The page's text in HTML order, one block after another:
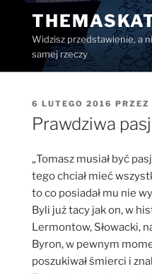
Widzisz przedstawienie, a
samej rzeczy
OPUBLIKOWANE
W
6 LUTEGO 2016 PRZEZ
Prawdziwa
„Tomasz musiał być
tego chciał mieć
to co posiadał mu nie
Byli już tacy jak on, w
Lermontow, Słowacki,
Byron, w pewnym
poszukiwał śmierci i